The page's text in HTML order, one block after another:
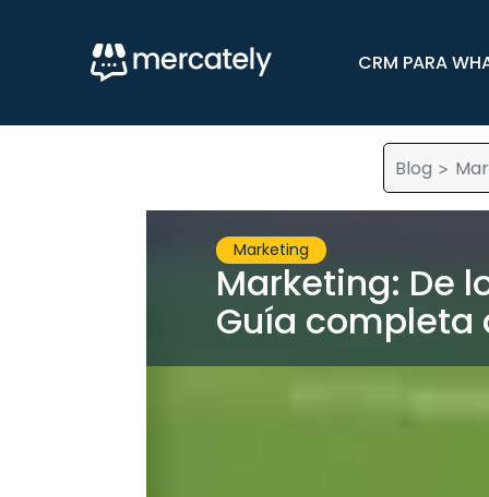
CRM PARA
Blog >
Marketing
Marketing: De
Guía completa